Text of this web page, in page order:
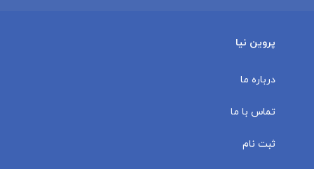
پروین نیا
درباره ما
تماس با ما
ثبت نام